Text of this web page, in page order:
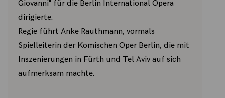
Giovanni" für die Berlin International Opera
dirigierte.
Regie führt Anke Rauthmann, vormals
Spielleiterin der Komischen Oper Berlin, die mit
Inszenierungen in Fürth und Tel Aviv auf sich
aufmerksam machte.